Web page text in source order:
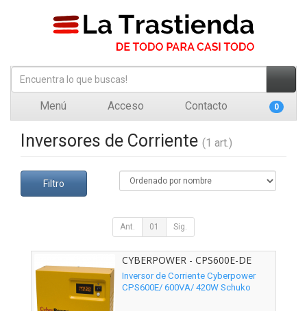
Menú Acceso Contacto 0
Inversores de Corriente (1 art.)
Filtro
Ant. 01 Sig.
CYBERPOWER - CPS600E-DE
Inversor de Corriente Cyberpower
CPS600E/ 600VA/ 420W Schuko